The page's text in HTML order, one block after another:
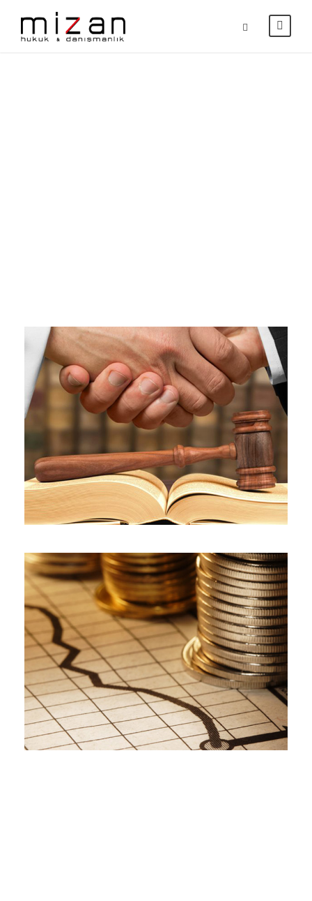
Ticaret Hukuku
Bankacılık Hukuku